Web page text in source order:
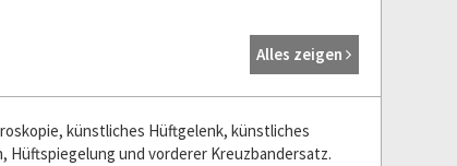
Alles zeigen
künstliches Hüftgelenk, künstliches
Hüftspiegelung und vorderer Kreuzbandersatz.